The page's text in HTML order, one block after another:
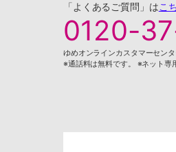
「よくあるご質問」はこ
0120-
ゆめオンラインカスタマーセン
※通話料は無料です。 ※ネット専